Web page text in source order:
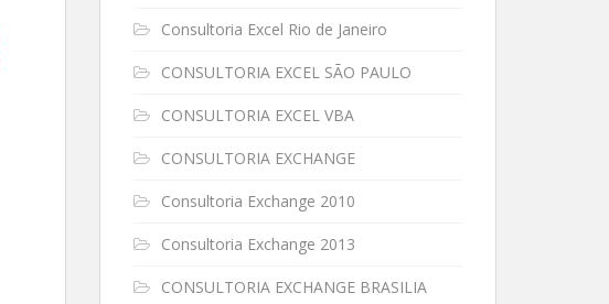
Consultoria Excel Rio de Janeiro
CONSULTORIA EXCEL SÃO PAULO
CONSULTORIA EXCEL VBA
CONSULTORIA EXCHANGE
Consultoria Exchange 2010
Consultoria Exchange 2013
CONSULTORIA EXCHANGE BRASILIA